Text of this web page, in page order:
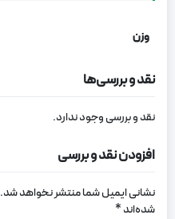
وزن
نقد و بررسی‌ها
نقد و بررسی وجود ندارد.
افزودن نقد و بررسی
نشانی ایمیل شما منتشر نخواهد شد.
شده‌اند*